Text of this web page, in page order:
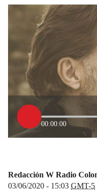
00:00:00
Redacción W Radio
03/06/2020 - 15:03 GMT-5